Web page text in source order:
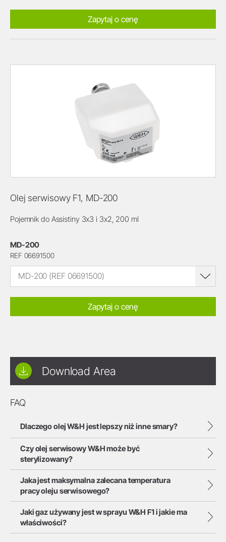
Zapytaj o cenę
Olej serwisowy F1, MD-200
Pojemnik do Assistiny 3x3 i 3x2, 200 ml
MD-200
REF 06691500
MD-200 (REF 06691500)
Zapytaj o cenę
Download Area
FAQ
Dlaczego olej W&H jest lepszy niż inne smary?
Czy olej serwisowy W&H może być
sterylizowany?
Jaka jest maksymalna zalecana temperatura
pracy oleju serwisowego?
Jaki gaz używany jest w sprayu W&H F1 i jakie ma
właściwości?